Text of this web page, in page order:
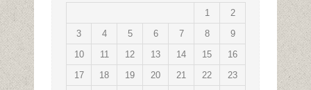
1
2
3
4 5 6 7 8
9
10
11 12 13 14 15
16
17
18 19 20 21 22
23